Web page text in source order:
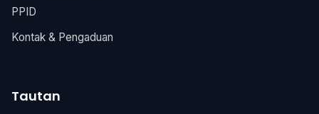
PPID
Kontak & Pengaduan
Tautan